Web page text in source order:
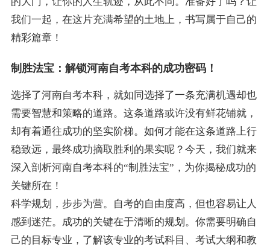
我们一起，在这片充满希望的土地上，书写属于自己的
精彩篇章！
制胜法宝：解锁河南自考本科的成功密码！
选择了河南自考本科，就如同选择了一条充满机遇却也
需要智慧和策略的道路。这条道路或许没有鲜花铺就，
却有着通往成功的坚实阶梯。如何才能在这条道路上行
稳致远，最终成功摘取胜利的果实呢？今天，我们就来
深入剖析河南自考本科的“制胜法宝”，为你揭秘成功的
关键所在！
科学规划，步步为营。自考的自由度高，但也容易让人
感到迷茫。成功的关键在于清晰的规划。你需要明确自
己的目标专业，了解该专业的考试科目、考试大纲和教